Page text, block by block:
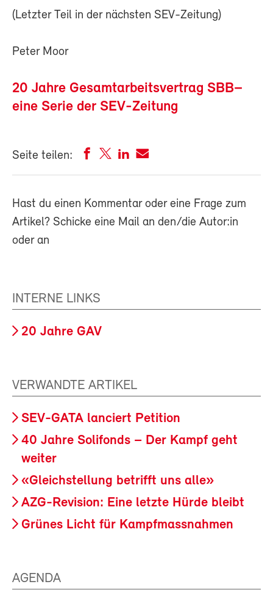
(Letzter Teil in der nächsten SEV-Zeitung)
Peter Moor
20 Jahre Gesamtarbeitsvertrag SBB–
eine Serie der SEV-Zeitung
Seite teilen:
Hast du einen Kommentar oder eine Frage zum
Artikel? Schicke eine Mail an den/die Autor:in
oder an
INTERNE LINKS
20 Jahre GAV
VERWANDTE ARTIKEL
SEV-GATA lanciert Petition
40 Jahre Solifonds – Der Kampf geht
weiter
«Gleichstellung betrifft uns alle»
AZG-Revision: Eine letzte Hürde bleibt
Grünes Licht für Kampfmassnahmen
AGENDA